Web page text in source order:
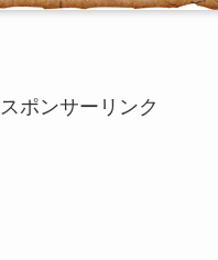
スポンサーリンク